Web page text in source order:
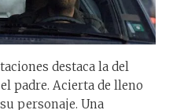
destaca la del
padre. Acierta de lleno
personaje. Una